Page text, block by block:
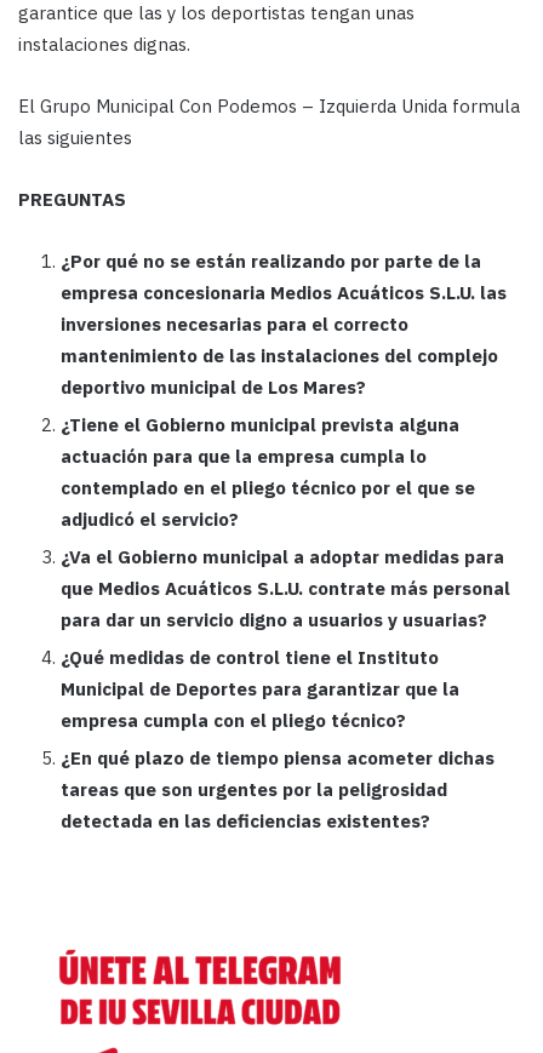
garantice que las y los deportistas tengan unas
instalaciones dignas.
El Grupo Municipal Con Podemos – Izquierda Unida formula
las siguientes
PREGUNTAS
¿Por qué no se están realizando por parte de la
empresa concesionaria Medios Acuáticos S.L.U. las
inversiones necesarias para el correcto
mantenimiento de las instalaciones del complejo
deportivo municipal de Los Mares?
¿Tiene el Gobierno municipal prevista alguna
actuación para que la empresa cumpla lo
contemplado en el pliego técnico por el que se
adjudicó el servicio?
¿Va el Gobierno municipal a adoptar medidas para
que Medios Acuáticos S.L.U. contrate más personal
para dar un servicio digno a usuarios y usuarias?
¿Qué medidas de control tiene el Instituto
Municipal de Deportes para garantizar que la
empresa cumpla con el pliego técnico?
¿En qué plazo de tiempo piensa acometer dichas
tareas que son urgentes por la peligrosidad
detectada en las deficiencias existentes?